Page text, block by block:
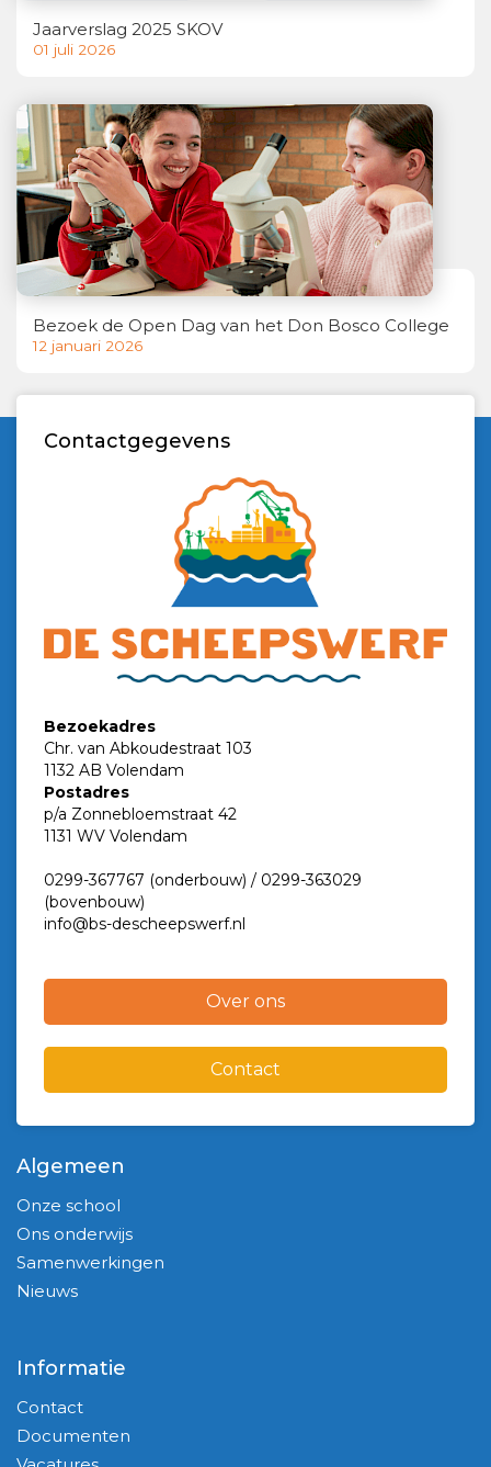
Jaarverslag 2025 SKOV
01 juli 2026
Bezoek de Open Dag van het Don Bosco College
12 januari 2026
Contactgegevens
Bezoekadres
Chr. van Abkoudestraat 103
1132 AB Volendam
Postadres
p/a Zonnebloemstraat 42
1131 WV Volendam
0299-367767 (onderbouw) / 0299-363029
(bovenbouw)
info@bs-descheepswerf.nl
Over ons
Contact
Algemeen
Onze school
Ons onderwijs
Samenwerkingen
Nieuws
Informatie
Contact
Documenten